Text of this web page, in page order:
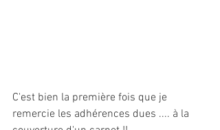
C'est bien la première fois que je
remercie les adhérences dues .... à la